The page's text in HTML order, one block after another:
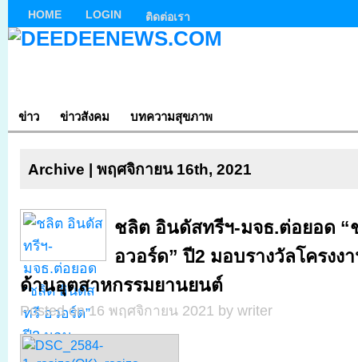
HOME LOGIN ติดต่อเรา
ข่าว ข่าวสังคม บทความสุขภาพ
Archive | พฤศจิกายน 16th, 2021
ชลิต อินดัสทรีฯ-มจธ.ต่อยอด
อวอร์ด” ปี2 มอบรางวัลโครงง
ด้านอุตสาหกรรมยานยนต์
Posted on 16 พฤศจิกายน 2021 by writer